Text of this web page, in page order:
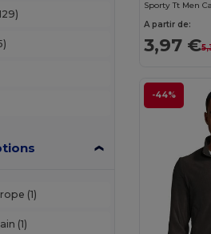
(1)
(1)
A partir de:
3,97 €
-44%